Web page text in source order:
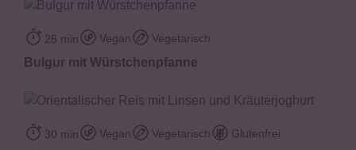
25 min Vegan Vegetarisch
Bulgur mit Würstchenpfanne
30 min Vegan Vegetarisch Glutenfrei